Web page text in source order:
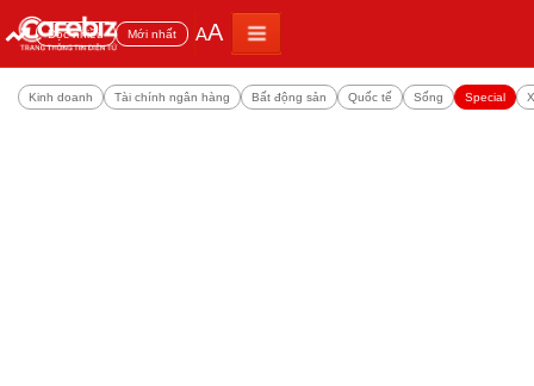
Đọc nhiều Mới nhất AA
Kinh doanh Tài chính ngân hàng Bất động sản Quốc tế Sống Special